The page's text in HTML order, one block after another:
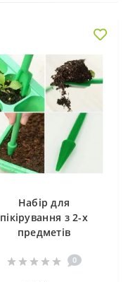
Набір для
пікірування з 2-х
предметів
0